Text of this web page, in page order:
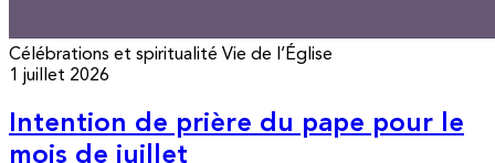
Célébrations et spiritualité Vie de l’Église
1 juillet 2026
Intention de prière du pape pour le
mois de juillet